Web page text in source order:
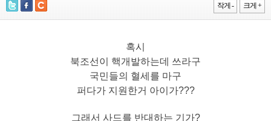
작게 - 크게 +
혹시
북조선이 핵개발하는데 쓰라구
국민들의 혈세를 마구
퍼다가 지원한거 아이가???
그래서 사드를 반대하는 기가?